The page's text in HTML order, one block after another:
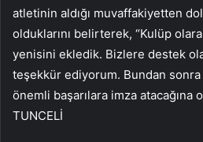
atletinin aldığı muvaffakiyetten
olduklarını belirterek, “Kulüp
yenisini ekledik. Bizlere destek
teşekkür ediyorum. Bundan sonra
önemli başarılara imza atacağına
TUNCELİ